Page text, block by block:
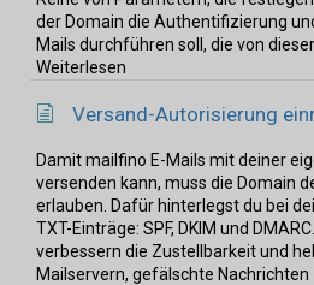
der Domain die Authentifizierung
Mails durchführen soll, die von dieser
Weiterlesen
Versand-Autorisierung
Damit mailfino E-Mails mit deiner
versenden kann, muss die Domain
erlauben. Dafür hinterlegst du bei
TXT-Einträge: SPF, DKIM und
verbessern die Zustellbarkeit und
Mailservern, gefälschte Nachrichten